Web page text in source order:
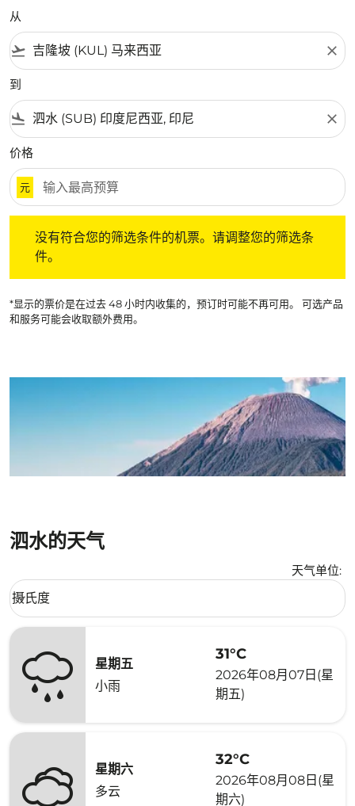
从
flight_takeoff close
到
flight_land close
价格
元
没有符合您的筛选条件的机票。请调整您的筛选条
件。
*显示的票价是在过去 48 小时内收集的，预订时可能不再可用。 可选产品
和服务可能会收取额外费用。
泗水的天气
天气单位:
Weather unit option 摄氏度 Selected
摄氏度
keyboard_arrow_down
星期五
小雨
31°C
2026年08月07日(星
期五)
星期六
多云
32°C
2026年08月08日(星
期六)